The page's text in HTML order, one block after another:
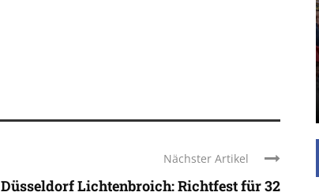
Nächster Artikel
Düsseldorf Lichtenbroich: Richtfest für 32